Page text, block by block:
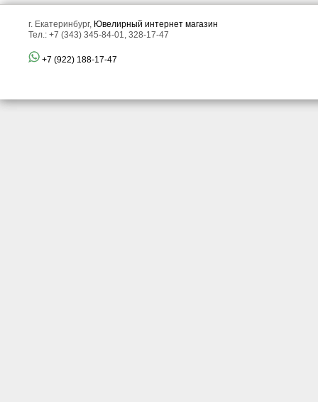
г. Екатеринбург, Ювелирный интернет магазин
Тел.: +7 (343) 345-84-01, 328-17-47
+7 (922) 188-17-47